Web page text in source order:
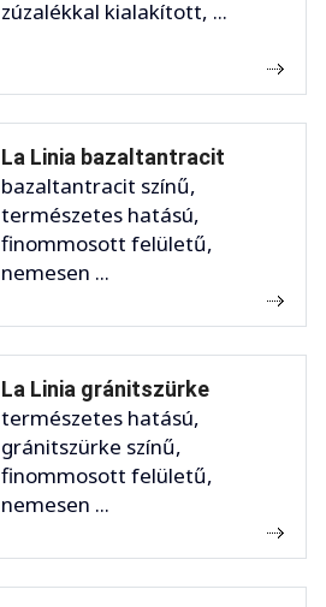
zúzalékkal kialakított, ...
La Linia bazaltantracit
bazaltantracit színű,
természetes hatású,
finommosott felületű,
nemesen ...
La Linia gránitszürke
természetes hatású,
gránitszürke színű,
finommosott felületű,
nemesen ...